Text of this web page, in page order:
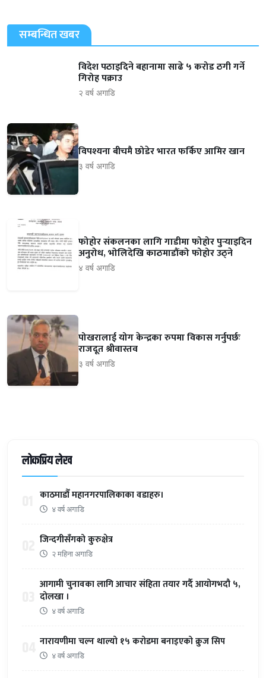
सम्बन्धित खबर
विदेश पठाइदिने बहानामा साढे ५ करोड ठगी गर्ने
गिरोह पक्राउ
२ वर्ष अगाडि
विपश्यना बीचमै छोडेर भारत फर्किए आमिर खान
३ वर्ष अगाडि
फोहोर संकलनका लागि गाडीमा फोहोर पुर्‍याइदिन
अनुरोध, भोलिदेखि काठमाडौंको फोहोर उठ्ने
४ वर्ष अगाडि
पोखरालाई योग केन्द्रका रुपमा विकास गर्नुपर्छः
राजदूत श्रीवास्तव
३ वर्ष अगाडि
लोकप्रिय लेख
काठमाडौँ महानगरपालिकाका वडाहरु।
४ वर्ष अगाडि
जिन्दगीसँगको कुरुक्षेत्र
२ महिना अगाडि
आगामी चुनावका लागि आचार संहिता तयार गर्दै आयोगभदौ ५,
दोलखा ।
४ वर्ष अगाडि
नारायणीमा चल्न थाल्यो १५ करोडमा बनाइएको क्रुज सिप
४ वर्ष अगाडि